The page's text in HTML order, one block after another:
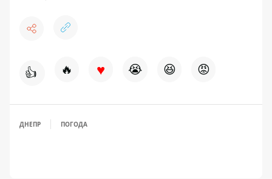
👍 🔥 ♥ 😭 😆 😡
ДНЕПР ПОГОДА